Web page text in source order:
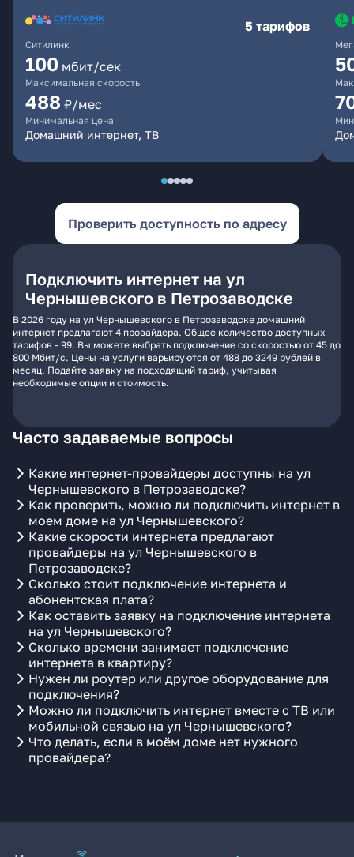
Ситилинк
5 тарифов
100 мбит/сек
Максимальная скорость
488 ₽/мес
Минимальная цена
Домашний интернет, ТВ
Проверить доступность по адресу
Подключить интернет на ул
Чернышевского в Петрозаводске
В 2026 году на ул Чернышевского в Петрозаводске домашний
интернет предлагают 4 провайдера. Общее количество доступных
тарифов - 99. Вы можете выбрать подключение со скоростью от 45 до
800 Мбит/с. Цены на услуги варьируются от 488 до 3249 рублей в
месяц. Подайте заявку на подходящий тариф, учитывая
необходимые опции и стоимость.
Часто задаваемые вопросы
Какие интернет-провайдеры доступны на ул
Чернышевского в Петрозаводске?
Как проверить, можно ли подключить интернет в
моем доме на ул Чернышевского?
Какие скорости интернета предлагают
провайдеры на ул Чернышевского в
Петрозаводске?
Сколько стоит подключение интернета и
абонентская плата?
Как оставить заявку на подключение интернета
на ул Чернышевского?
Сколько времени занимает подключение
интернета в квартиру?
Нужен ли роутер или другое оборудование для
подключения?
Можно ли подключить интернет вместе с ТВ или
мобильной связью на ул Чернышевского?
Что делать, если в моём доме нет нужного
провайдера?